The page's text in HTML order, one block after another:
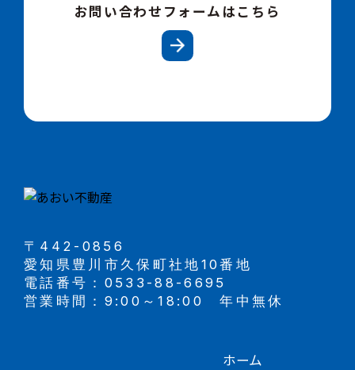
お問い合わせフォームはこちら
〒442-0856
愛知県豊川市久保町社地10番地
電話番号：0533-88-6695
営業時間：9:00～18:00 年中無休
ホーム